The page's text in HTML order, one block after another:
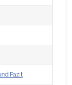
Fazit